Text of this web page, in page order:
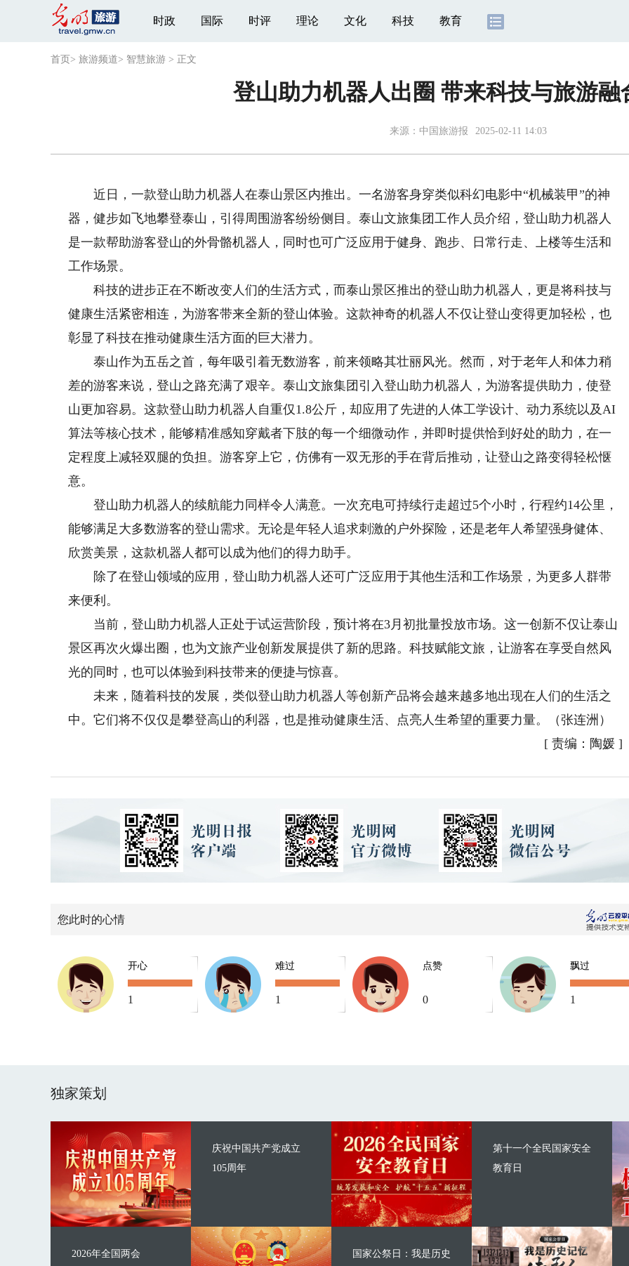
时政 国际 时评 理论 文化 科技 教育
首页 > 旅游频道> 智慧旅游 > 正文
登山助力机器人出圈 带来科技与旅游融
来源： 中国旅游报 2025-02-11 14:03
近日，一款登山助力机器人在泰山景区内推出。一名游客身穿类似科幻电影中“机械装甲”的神
器，健步如飞地攀登泰山，引得周围游客纷纷侧目。泰山文旅集团工作人员介绍，登山助力机器人
是一款帮助游客登山的外骨骼机器人，同时也可广泛应用于健身、跑步、日常行走、上楼等生活和
工作场景。
科技的进步正在不断改变人们的生活方式，而泰山景区推出的登山助力机器人，更是将科技与
健康生活紧密相连，为游客带来全新的登山体验。这款神奇的机器人不仅让登山变得更加轻松，也
彰显了科技在推动健康生活方面的巨大潜力。
泰山作为五岳之首，每年吸引着无数游客，前来领略其壮丽风光。然而，对于老年人和体力稍
差的游客来说，登山之路充满了艰辛。泰山文旅集团引入登山助力机器人，为游客提供助力，使登
山更加容易。这款登山助力机器人自重仅1.8公斤，却应用了先进的人体工学设计、动力系统以及AI
算法等核心技术，能够精准感知穿戴者下肢的每一个细微动作，并即时提供恰到好处的助力，在一
定程度上减轻双腿的负担。游客穿上它，仿佛有一双无形的手在背后推动，让登山之路变得轻松惬
意。
登山助力机器人的续航能力同样令人满意。一次充电可持续行走超过5个小时，行程约14公里，
能够满足大多数游客的登山需求。无论是年轻人追求刺激的户外探险，还是老年人希望强身健体、
欣赏美景，这款机器人都可以成为他们的得力助手。
除了在登山领域的应用，登山助力机器人还可广泛应用于其他生活和工作场景，为更多人群带
来便利。
当前，登山助力机器人正处于试运营阶段，预计将在3月初批量投放市场。这一创新不仅让泰山
景区再次火爆出圈，也为文旅产业创新发展提供了新的思路。科技赋能文旅，让游客在享受自然风
光的同时，也可以体验到科技带来的便捷与惊喜。
未来，随着科技的发展，类似登山助力机器人等创新产品将会越来越多地出现在人们的生活之
中。它们将不仅仅是攀登高山的利器，也是推动健康生活、点亮人生希望的重要力量。（张连洲）
[ 责编：陶媛]
您此时的心情
开心
1
难过
1
点赞
0
飘过
1
独家策划
庆祝中国共产党成立
105周年
2026年全国两会
第十一个全民国家安全
教育日
国家公祭日：我是历史